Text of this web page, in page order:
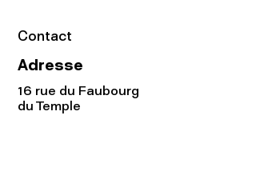
Contact
Adresse
16 rue du Faubourg
du Temple